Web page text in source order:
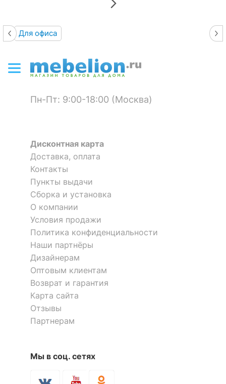
Для офиса
Пн-Пт: 9:00-18:00 (Москва)
Дисконтная карта
Доставка, оплата
Контакты
Пункты выдачи
Сборка и установка
О компании
Условия продажи
Политика конфиденциальности
Наши партнёры
Дизайнерам
Оптовым клиентам
Возврат и гарантия
Карта сайта
Отзывы
Партнерам
Мы в соц. сетях